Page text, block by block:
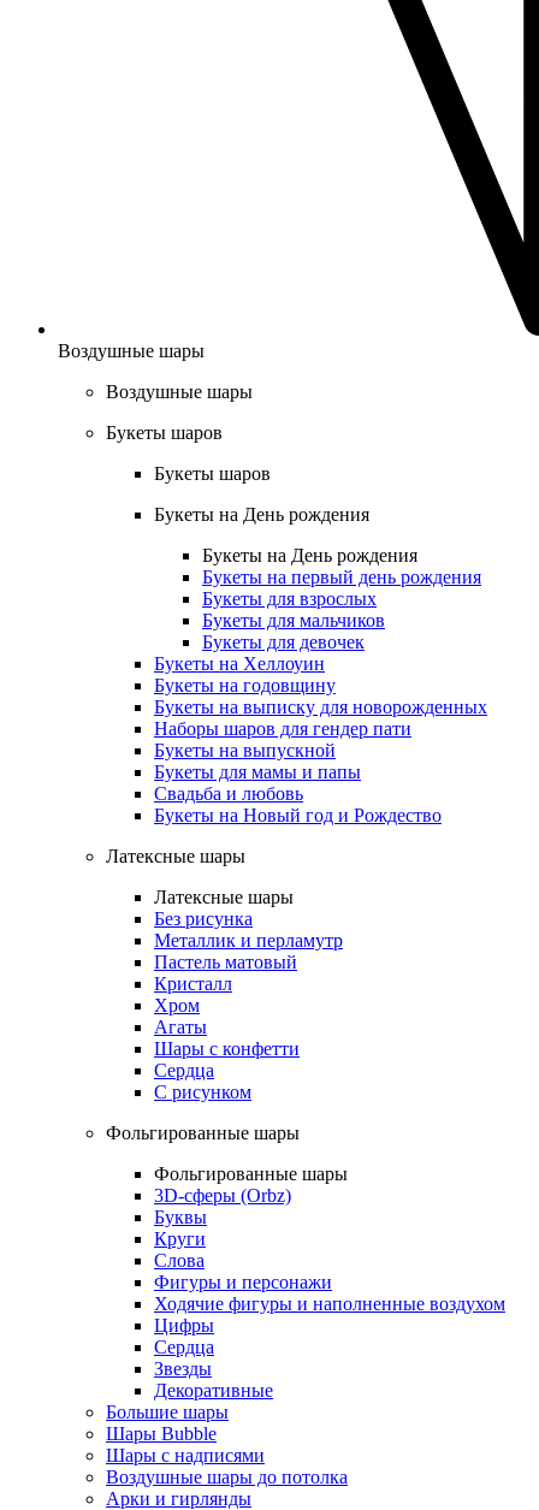
Воздушные шары
Воздушные шары
Букеты шаров
Букеты шаров
Букеты на День рождения
Букеты на День рождения
Букеты на первый день рождения
Букеты для взрослых
Букеты для мальчиков
Букеты для девочек
Букеты на Хеллоуин
Букеты на годовщину
Букеты на выписку для новорожденных
Наборы шаров для гендер пати
Букеты на выпускной
Букеты для мамы и папы
Свадьба и любовь
Букеты на Новый год и Рождество
Латексные шары
Латексные шары
Без рисунка
Металлик и перламутр
Пастель матовый
Кристалл
Хром
Агаты
Шары с конфетти
Сердца
С рисунком
Фольгированные шары
Фольгированные шары
3D-сферы (Orbz)
Буквы
Круги
Слова
Фигуры и персонажи
Ходячие фигуры и наполненные воздухом
Цифры
Сердца
Звезды
Декоративные
Большие шары
Шары Bubble
Шары с надписями
Воздушные шары до потолка
Арки и гирлянды